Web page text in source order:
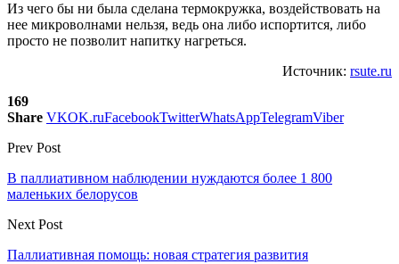
Из чего бы ни была сделана термокружка, воздействовать на
нее микроволнами нельзя, ведь она либо испортится, либо
просто не позволит напитку нагреться.
Источник: rsute.ru
169
Share VKOK.ruFacebookTwitterWhatsAppTelegramViber
Prev Post
В паллиативном наблюдении нуждаются более 1 800
маленьких белорусов
Next Post
Паллиативная помощь: новая стратегия развития